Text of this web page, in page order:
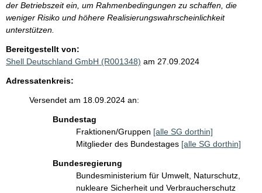
der Betriebszeit ein, um Rahmenbedingungen zu schaffen, die
weniger Risiko und höhere Realisierungswahrscheinlichkeit
unterstützen.
Bereitgestellt von:
Shell Deutschland GmbH (R001348) am 27.09.2024
Adressatenkreis:
Versendet am 18.09.2024 an:
Bundestag
Fraktionen/Gruppen [alle SG dorthin]
Mitglieder des Bundestages [alle SG dorthin]
Bundesregierung
Bundesministerium für Umwelt, Naturschutz,
nukleare Sicherheit und Verbraucherschutz